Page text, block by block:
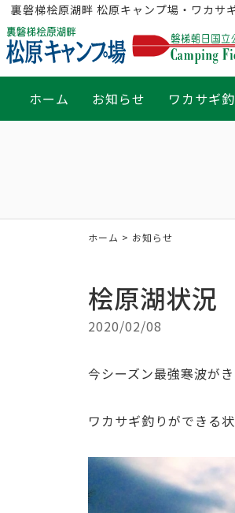
裏磐梯桧原湖畔 松原キャンプ場・ワカサ
ホーム お知らせ ワカサギ
ホーム > お知らせ
桧原湖状況
2020/02/08
今シーズン最強寒波が
ワカサギ釣りができる